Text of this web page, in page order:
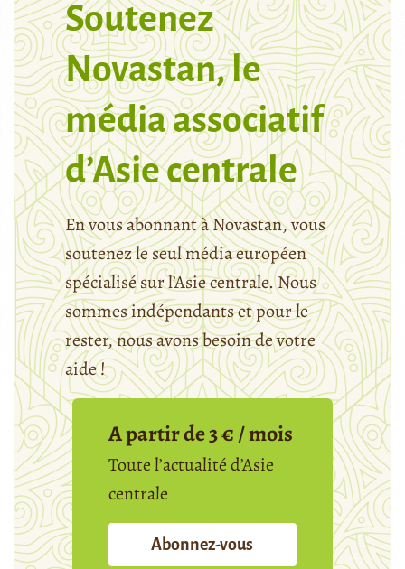
Soutenez
Novastan, le
média associatif
d’Asie centrale
En vous abonnant à Novastan, vous
soutenez le seul média européen
spécialisé sur l’Asie centrale. Nous
sommes indépendants et pour le
rester, nous avons besoin de votre
aide !
A partir de 3 € / mois
Toute l’actualité d’Asie
centrale
Abonnez-vous